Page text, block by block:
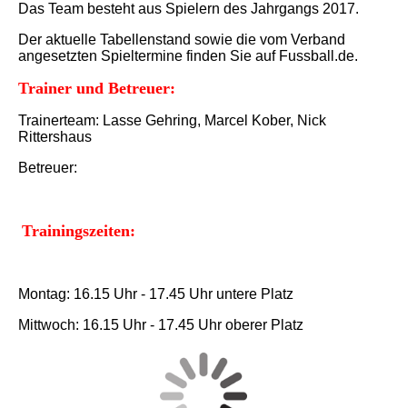
Das Team besteht aus Spielern des Jahrgangs 2017.
Der aktuelle Tabellenstand sowie die vom Verband
angesetzten Spieltermine finden Sie auf Fussball.de.
Trainer und Betreuer:
Trainerteam: Lasse Gehring, Marcel Kober, Nick
Rittershaus
Betreuer:
Trainingszeiten:
Montag: 16.15 Uhr - 17.45 Uhr untere Platz
Mittwoch: 16.15 Uhr - 17.45 Uhr oberer Platz